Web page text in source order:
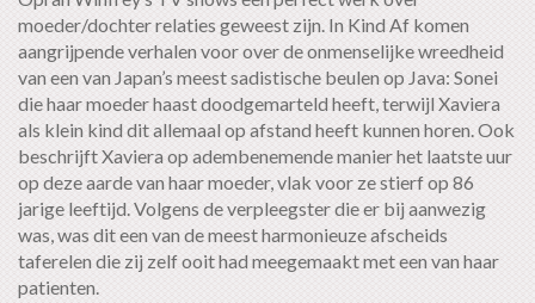
moeder/dochter relaties geweest zijn. In Kind Af komen
aangrijpende verhalen voor over de onmenselijke wreedheid
van een van Japan’s meest sadistische beulen op Java: Sonei
die haar moeder haast doodgemarteld heeft, terwijl Xaviera
als klein kind dit allemaal op afstand heeft kunnen horen. Ook
beschrijft Xaviera op adembenemende manier het laatste uur
op deze aarde van haar moeder, vlak voor ze stierf op 86
jarige leeftijd. Volgens de verpleegster die er bij aanwezig
was, was dit een van de meest harmonieuze afscheids
taferelen die zij zelf ooit had meegemaakt met een van haar
patienten.